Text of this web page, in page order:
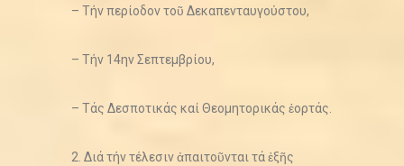
– Τήν περίοδον τοῦ Δεκαπενταυγούστου,
– Τήν 14ην Σεπτεμβρίου,
– Τάς Δεσποτικάς καί Θεομητορικάς ἑορτάς.
2. Διά τήν τέλεσιν ἀπαιτοῦνται τά ἑξῆς